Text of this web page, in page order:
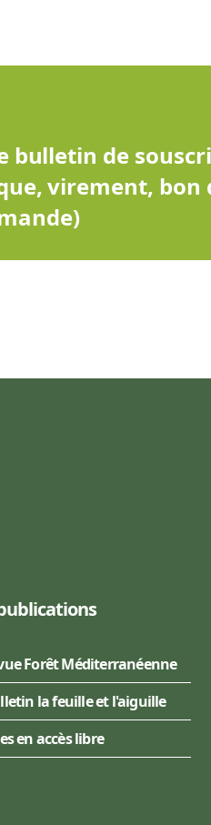
bulletin de
virement, bon
Forêt Méditerranéenne
la feuille et l'aiguille
en accès libre